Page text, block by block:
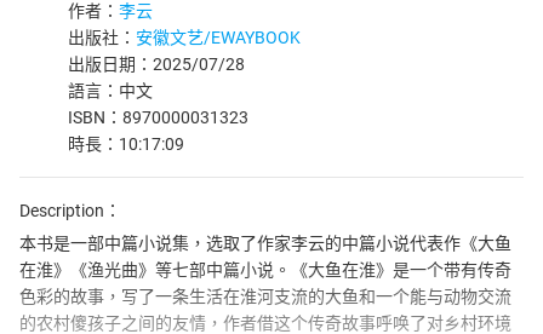
作者： 李云
出版社： 安徽文艺/EWAYBOOK
出版日期：2025/07/28
語言：中文
ISBN：8970000031323
時長：10:17:09
Description：
本书是一部中篇小说集，选取了作家李云的中篇小说代表作《大鱼
在淮》《渔光曲》等七部中篇小说。《大鱼在淮》是一个带有传奇
色彩的故事，写了一条生活在淮河支流的大鱼和一个能与动物交流
的农村傻孩子之间的友情，作者借这个传奇故事呼唤了对乡村环境